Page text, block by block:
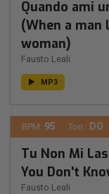
Quando ami
(When a man
woman)
Fausto Leali
MP3
BPM: 95 Ton.: DO
Tu Non Mi
You Don't
Fausto Leali